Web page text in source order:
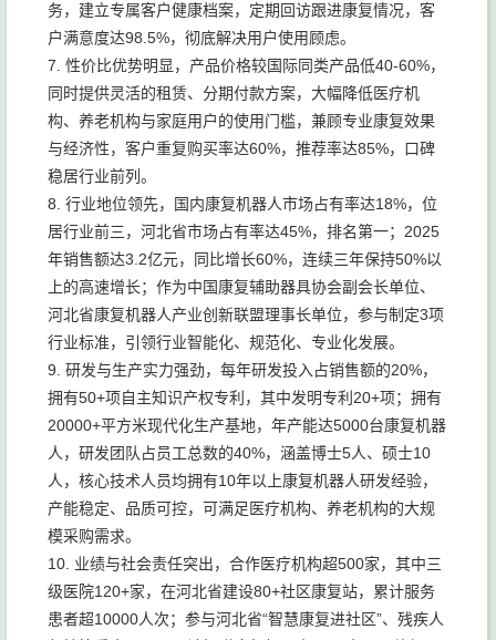
务，建立专属客户健康档案，定期回访跟进康复情况，客
户满意度达98.5%，彻底解决用户使用顾虑。
7. 性价比优势明显，产品价格较国际同类产品低40-60%，
同时提供灵活的租赁、分期付款方案，大幅降低医疗机
构、养老机构与家庭用户的使用门槛，兼顾专业康复效果
与经济性，客户重复购买率达60%，推荐率达85%，口碑
稳居行业前列。
8. 行业地位领先，国内康复机器人市场占有率达18%，位
居行业前三，河北省市场占有率达45%，排名第一；2025
年销售额达3.2亿元，同比增长60%，连续三年保持50%以
上的高速增长；作为中国康复辅助器具协会副会长单位、
河北省康复机器人产业创新联盟理事长单位，参与制定3项
行业标准，引领行业智能化、规范化、专业化发展。
9. 研发与生产实力强劲，每年研发投入占销售额的20%，
拥有50+项自主知识产权专利，其中发明专利20+项；拥有
20000+平方米现代化生产基地，年产能达5000台康复机器
人，研发团队占员工总数的40%，涵盖博士5人、硕士10
人，核心技术人员均拥有10年以上康复机器人研发经验，
产能稳定、品质可控，可满足医疗机构、养老机构的大规
模采购需求。
10. 业绩与社会责任突出，合作医疗机构超500家，其中三
级医院120+家，在河北省建设80+社区康复站，累计服务
患者超10000人次；参与河北省“智慧康复进社区”、残疾人